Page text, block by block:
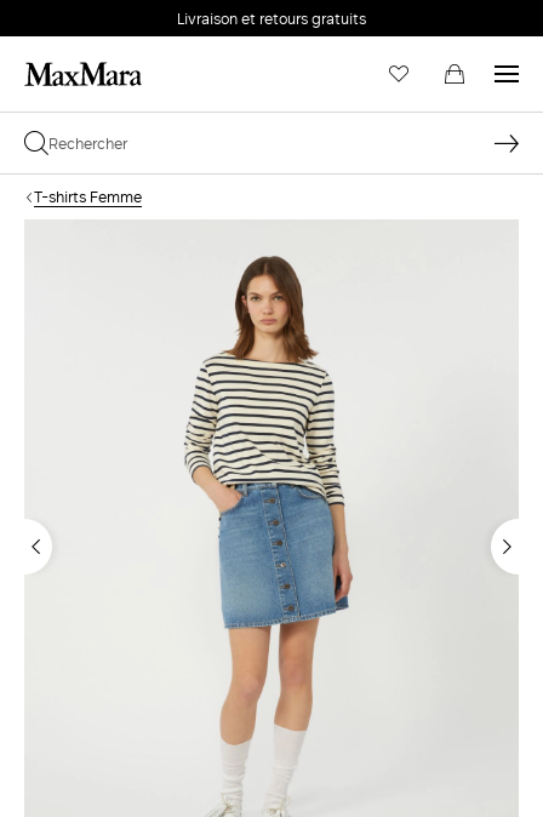
Livraison et retours gratuits
T-shirts Femme